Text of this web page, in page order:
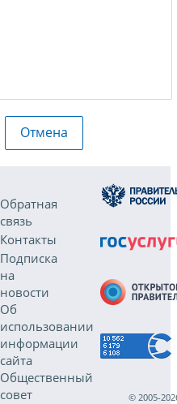
Отмена
Обратная
связь
Контакты
Подписка
на
новости
Об
использовании
информации
сайта
Общественный
совет
© 2005-